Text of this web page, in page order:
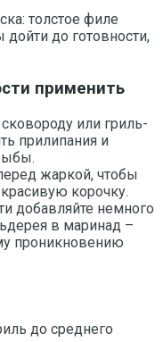
толстое филе
до готовности,
применить
или гриль-
прилипания и
жаркой, чтобы
корочку.
добавляйте немного
в маринад –
проникновению
до среднего